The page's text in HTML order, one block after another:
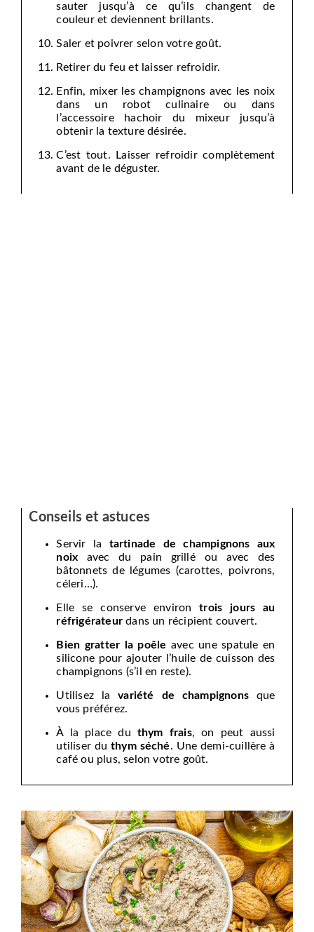
sauter jusqu’à ce qu’ils changent de
couleur et deviennent brillants.
Saler et poivrer selon votre goût.
Retirer du feu et laisser refroidir.
Enfin, mixer les champignons avec les noix
dans un robot culinaire ou dans
l’accessoire hachoir du mixeur jusqu’à
obtenir la texture désirée.
C’est tout. Laisser refroidir complètement
avant de le déguster.
Conseils et astuces
Servir la tartinade de champignons aux
noix avec du pain grillé ou avec des
bâtonnets de légumes (carottes, poivrons,
céleri…).
Elle se conserve environtrois jours au
réfrigérateur dans un récipient couvert.
Bien gratter la poêle avec une spatule en
silicone pour ajouter l’huile de cuisson des
champignons (s’il en reste).
Utilisez lavariété de champignons que
vous préférez.
À la place du thym frais, on peut aussi
utiliser duthym séché. Une demi-cuillère à
café ou plus, selon votre goût.